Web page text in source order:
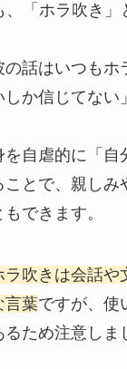
「ホラ吹き」
の話はいつもホ
しか信じてない
を自虐的に「自
ことで、親しみ
できます。
ラ吹きは会話や
言葉ですが、使
ため注意しま